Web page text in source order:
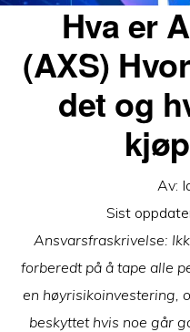
Hva er
(AXS)
det og
Av:
Sist
Ansvarsfraskrivelse:
forberedt på å tape alle
en høyrisikoinvestering,
beskyttet hvis noe går